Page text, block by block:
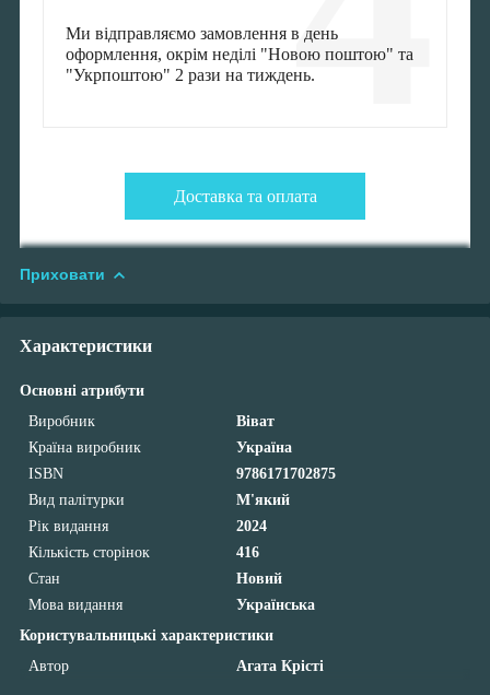
Ми відправляємо замовлення в день
оформлення, окрім неділі "Новою поштою" та
"Укрпоштою" 2 рази на тиждень.
Доставка та оплата
Приховати
Характеристики
Основні атрибути
Виробник
Віват
Країна виробник
Україна
ISBN
9786171702875
Вид палітурки
М'який
Рік видання
2024
Кількість сторінок
416
Стан
Новий
Мова видання
Українська
Користувальницькі характеристики
Автор
Агата Крісті